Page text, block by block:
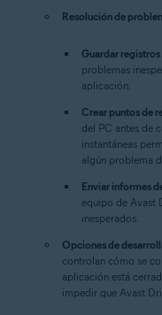
Resolución de
Guardar
problemas
aplicación.
Crear puntos de
del PC antes de
instantáneas
algún problema
Enviar informes
equipo de Avast
inesperados.
Opciones de
controlan cómo se
aplicación está
impedir que Avast